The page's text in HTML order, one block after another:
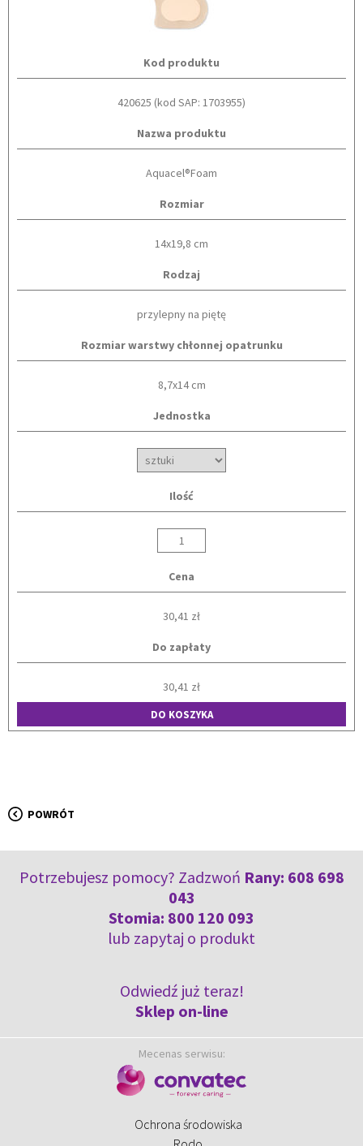
Kod produktu
420625 (kod SAP: 1703955)
Nazwa produktu
Aquacel®Foam
Rozmiar
14x19,8 cm
Rodzaj
przylepny na piętę
Rozmiar warstwy chłonnej opatrunku
8,7x14 cm
Jednostka
Ilość
Cena
30,41 zł
Do zapłaty
30,41 zł
DO KOSZYKA
POWRÓT
Potrzebujesz pomocy? Zadzwoń Rany: 608 698
043
Stomia: 800 120 093
lub zapytaj o produkt
Odwiedź już teraz!
Sklep on-line
Mecenas serwisu:
Ochrona środowiska